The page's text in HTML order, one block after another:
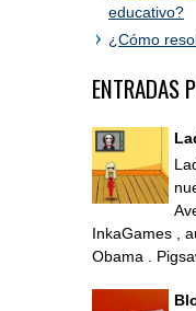
educativo?
¿Cómo
ENTRADAS
InkaGames ,
Obama .